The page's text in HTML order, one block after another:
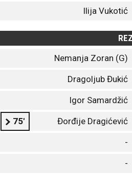
Ilija Vukotić
Nemanja Zoran (G)
Dragoljub Đukić
Igor Samardžić
75' Đorđije Dragićević
-
-